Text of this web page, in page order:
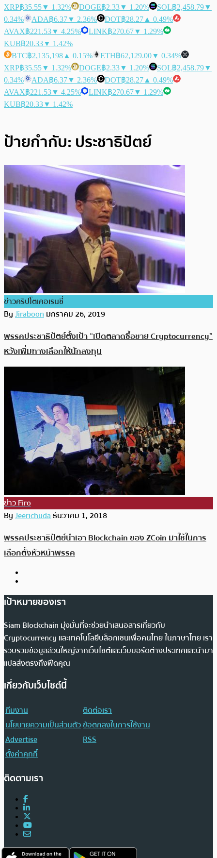
XRP฿35.55▼ 1.32% DOGE฿2.33▼ 1.20% SOL฿2,458.79▼
0.34%
ADA฿6.37▼ 2.36% DOT฿28.27 ▲ 0.49%
AVAX฿221.53▼ 4.25% LINK฿270.67▼ 1.29%
KUB฿20.33▼ 1.42%
BTC฿2,135,198 ▲ 0.15% ETH฿62,129.00▼ 0.34%
XRP฿35.55▼ 1.32% DOGE฿2.33▼ 1.20% SOL฿2,458.79▼
0.34%
ADA฿6.37▼ 2.36% DOT฿28.27 ▲ 0.49%
AVAX฿221.53▼ 4.25% LINK฿270.67▼ 1.29%
KUB฿20.33▼ 1.42%
ป้ายกำกับ: ประชาธิปัตย์
ข่าวคริปโตเคอเรนซี่
ByJiraboonมกราคม 26, 2019
พรรคประชาธิปัตย์ตั้งเป้า “เปิดตลาดซื้อขาย Cryptocurrency”
หวังเพิ่มทางเลือกให้นักลงทุน
ข่าว Firo
ByJeerichudaธันวาคม 1, 2018
พรรคประชาธิปัตย์นำเอา Blockchain ของ ZCoin มาใช้ในการ
เลือกตั้งหัวหน้าพรรค
เป้าหมายของเรา
Siam Blockchain มุ่งมั่นที่จะช่วยนำเสนอสารเกี่ยวกับ
Cryptocurrency และเทคโนโลยีบล็อกเชนเพื่อคนไทย ในภาษาไทย เรา
รวบรวมข้อมูลส่วนใหญ่จากเว็บไซต์และเว็บบอร์ดต่างประเทศและนำมา
แปลส่งตรงถึงฟีดคุณ
เกี่ยวกับเว็บไซต์นี้
ทีมงาน
ติดต่อเรา
นโยบายความเป็นส่วนตัวข้อตกลงในการใช้งาน
Advertise
RSS
ตั้งค่าคุกกี้
ติดตามเรา